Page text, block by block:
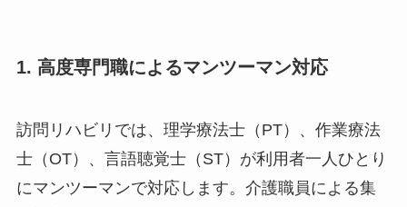
1. 高度専門職によるマンツーマン対応
訪問リハビリでは、理学療法士（PT）、作業療法
士（OT）、言語聴覚士（ST）が利用者一人ひとり
にマンツーマンで対応します。介護職員による集